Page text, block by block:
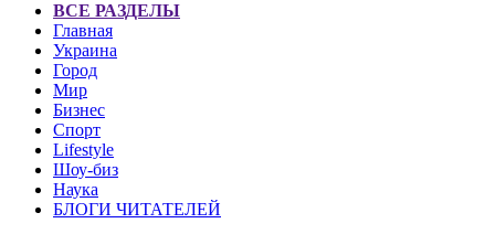
ВСЕ РАЗДЕЛЫ
Главная
Украина
Город
Мир
Бизнес
Спорт
Lifestyle
Шоу-биз
Наука
БЛОГИ ЧИТАТЕЛЕЙ